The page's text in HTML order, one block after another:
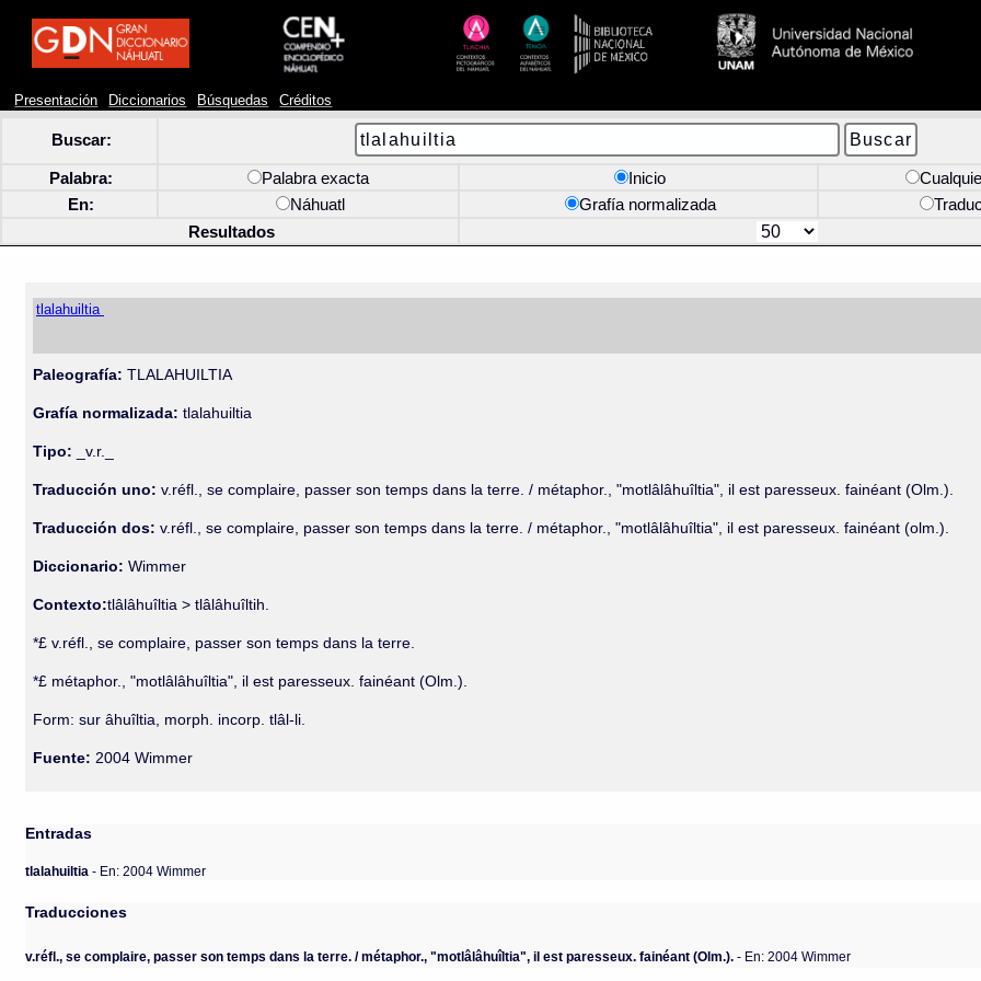
Presentación Diccionarios Búsquedas Créditos
Buscar:
Palabra: Palabra exacta Inicio
En:
Náhuatl Grafía normalizada
Resultados
tlalahuiltia
Paleografía: TLALAHUILTIA
Grafía normalizada: tlalahuiltia
Tipo: _v.r._
Traducción uno: v.réfl., se complaire, passer son temps dans la terre. / métaphor., "motlâlâhuîltia", il est paresseux. fainéant (Olm.).
Traducción dos: v.réfl., se complaire, passer son temps dans la terre. / métaphor., "motlâlâhuîltia", il est paresseux. fainéant (olm.).
Diccionario:Wimmer
Contexto:tlâlâhuîltia > tlâlâhuîltih.
*£ v.réfl., se complaire, passer son temps dans la terre.
*£ métaphor., "motlâlâhuîltia", il est paresseux. fainéant (Olm.).
Form: sur âhuîltia, morph. incorp. tlâl-li.
Fuente: 2004 Wimmer
Entradas
tlalahuiltia- En: 2004 Wimmer
Traducciones
v.réfl., se complaire, passer son temps dans la terre. / métaphor., "motlâlâhuîltia", il est paresseux. fainéant (Olm.). - En: 2004 Wimmer